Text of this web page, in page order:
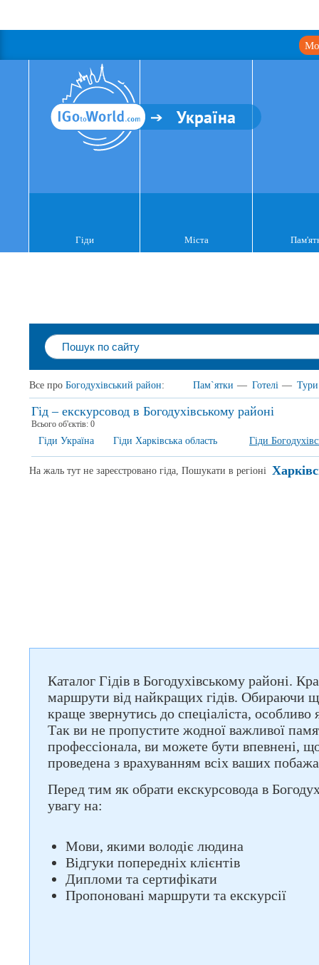
Україна
Гіди Міста
Все про Богодухівський район: Пам`ятки — Готелі — Тури
Гід – екскурсовод в Богодухівському районі
Всього об'єктів: 0
Гіди Україна Гіди Харківська область Гіди
На жаль тут не зареєстровано гіда, Пошукати в регіоні
Каталог Гідів в Богодухівському районі.
маршрути від найкращих гідів. Обираючи
краще звернутись до спеціаліста,
Так ви не пропустите жодної важливої
профессіонала, ви можете бути впевнені,
проведена з врахуванням всіх ваших
Перед тим як обрати екскурсовода в
увагу на:
Мови, якими володіє людина
Відгуки попередніх клієнтів
Дипломи та сертифікати
Пропоновані маршрути та екскурсії